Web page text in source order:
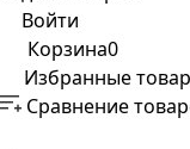
Войти
Корзина0
Избранные
Сравнение